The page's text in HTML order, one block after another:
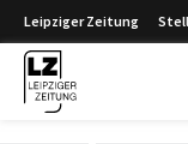
Leipziger Zeitung